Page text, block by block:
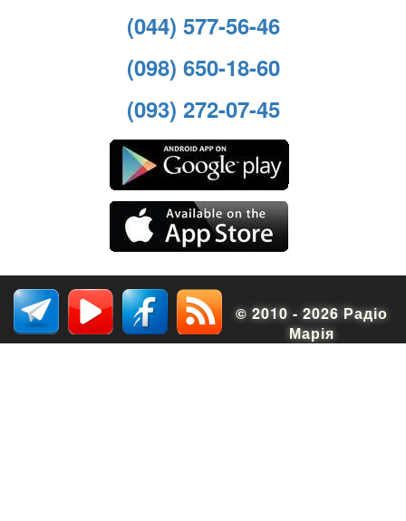
(044) 577-56-46
(098) 650-18-60
(093) 272-07-45
© 2010 - 2026 Радіо
Марія